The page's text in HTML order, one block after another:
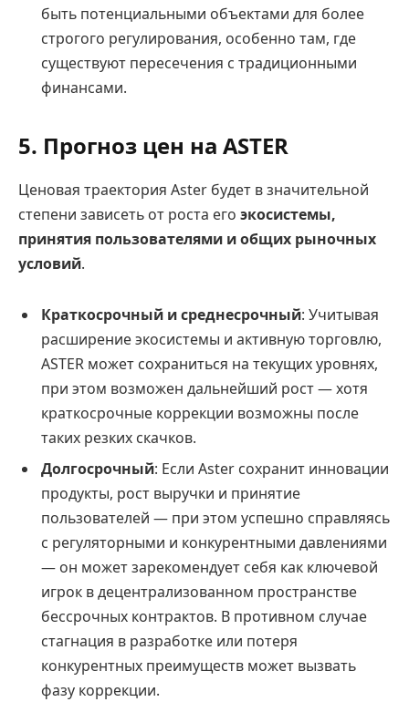
быть потенциальными объектами для более
строгого регулирования, особенно там, где
существуют пересечения с традиционными
финансами.
5. Прогноз цен на ASTER
Ценовая траектория Aster будет в значительной
степени зависеть от роста его экосистемы,
принятия пользователями и общих рыночных
условий.
Краткосрочный и среднесрочный: Учитывая
расширение экосистемы и активную торговлю,
ASTER может сохраниться на текущих уровнях,
при этом возможен дальнейший рост — хотя
краткосрочные коррекции возможны после
таких резких скачков.
Долгосрочный: Если Aster сохранит инновации
продукты, рост выручки и принятие
пользователей — при этом успешно справляясь
с регуляторными и конкурентными давлениями
— он может зарекомендует себя как ключевой
игрок в децентрализованном пространстве
бессрочных контрактов. В противном случае
стагнация в разработке или потеря
конкурентных преимуществ может вызвать
фазу коррекции.